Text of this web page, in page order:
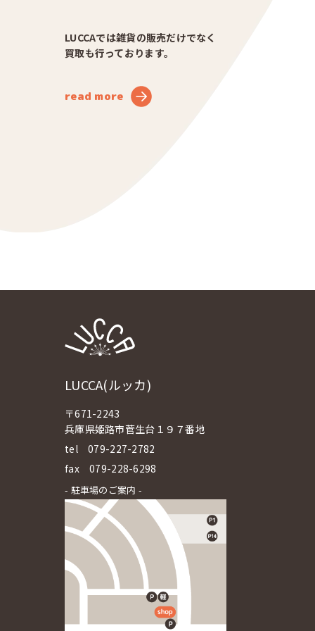
LUCCAでは雑貨の販売だけでなく
買取も行っております。
read more
LUCCA(ルッカ)
〒671-2243
兵庫県姫路市菅生台１９７番地
tel079-227-2782
fax 079-228-6298
- 駐車場のご案内 -